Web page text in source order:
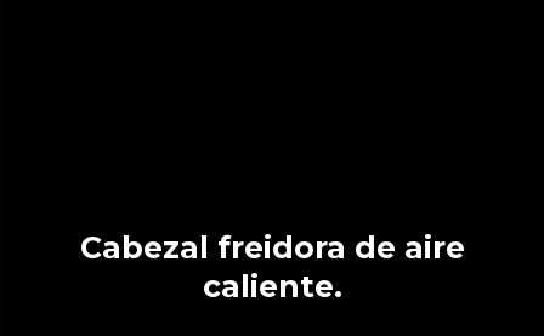
Cabezal freidora de aire
caliente.